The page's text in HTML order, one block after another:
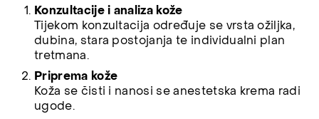
Konzultacije i analiza kože
Tijekom konzultacija određuje se vrsta ožiljka,
dubina, stara postojanja te individualni plan
tretmana.
Priprema kože
Koža se čisti i nanosi se anestetska krema radi
ugode.